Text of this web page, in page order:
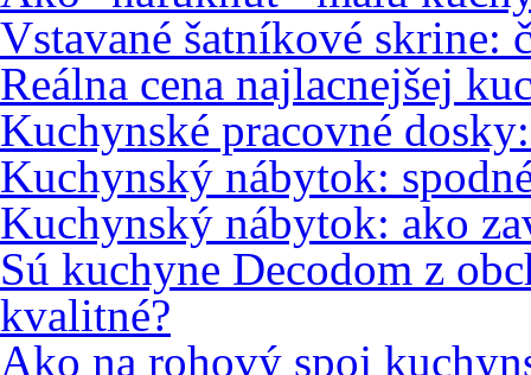
Vstavané šatníkové skrine:
Reálna cena najlacnejšej
Kuchynské pracovné
Kuchynský nábytok:
Kuchynský nábytok: ako
Sú kuchyne Decodom z
kvalitné?
Ako na rohový spoj